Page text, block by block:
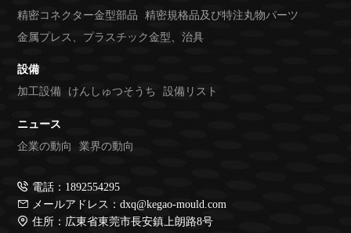
精密コネクター金型部品
精密規格品及び特注丸物パーツ
金属プレス、プラスチック金型、治具
設備
加工設備
けんしゅつそうち 設備リスト
ニュース
企業の動向
業界の動向
電話：1892554295
メールアドレス：dxq@kegao-mould.com
住所：広東省東莞市長安鎮上朗路8号